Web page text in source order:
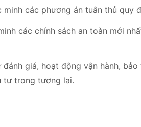
các phương án tuân thủ quy
các chính sách an toàn mới
giá, hoạt động vận hành,
tư trong tương lai.